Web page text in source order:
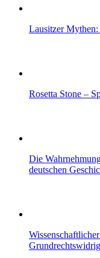
Lausitzer
Rosetta Stone –
Die
deutschen